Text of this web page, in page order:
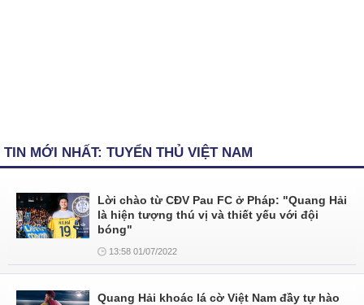
TIN MỚI NHẤT: TUYỂN THỦ VIỆT NAM
Lời chào từ CĐV Pau FC ở Pháp: "Quang Hải
là hiện tượng thú vị và thiết yếu với đội
bóng"
13:58 01/07/2022
Quang Hải khoác lá cờ Việt Nam đầy tự hào